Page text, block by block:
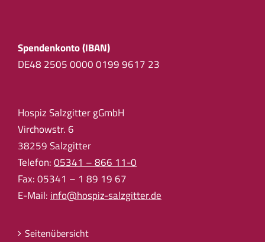
Spendenkonto (IBAN)
DE48 2505 0000 0199 9617 23
Hospiz Salzgitter gGmbH
Virchowstr. 6
38259 Salzgitter
Telefon:05341 – 866 11-0
Fax: 05341 – 1 89 19 67
E-Mail:info@hospiz-salzgitter.de
Seitenübersicht